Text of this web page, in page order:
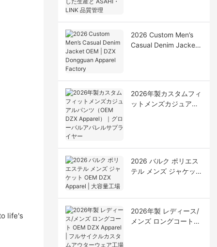
life's
2026 Custom Men’s
Casual Denim Jacket
2026年製カスタムフィ
ットメンズカジュアル
2026 バルク ポリエス
テル メンズ ジャケット
2026年製 レディース/
メンズ ロングコート